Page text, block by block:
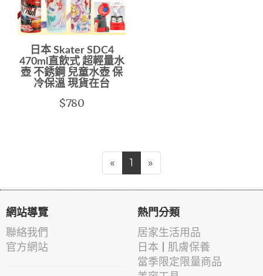
日本 Skater SDC4
470ml直飲式 超輕量水
壺 不銹鋼 兒童水壺 保
冷保溫 現貨在台
$780
« 1 »
網站導覽
聯絡我們
官方網站
熱門分類
居家生活用品
日本 | 肌膚保養
當季限定限量商品